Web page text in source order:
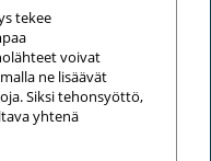
tekee
voivat
ne lisäävät
Siksi tehonsyöttö,
yhtenä